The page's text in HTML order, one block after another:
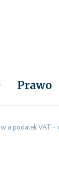
Prawo
a podatek VAT